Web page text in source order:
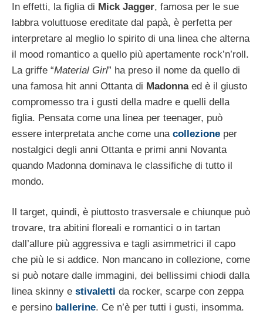
In effetti, la figlia di Mick Jagger, famosa per le sue
labbra voluttuose ereditate dal papà, è perfetta per
interpretare al meglio lo spirito di una linea che alterna
il mood romantico a quello più apertamente rock’n’roll.
La griffe “Material Girl” ha preso il nome da quello di
una famosa hit anni Ottanta di Madonnaed è il giusto
compromesso tra i gusti della madre e quelli della
figlia. Pensata come una linea per teenager, può
essere interpretata anche come una collezione per
nostalgici degli anni Ottanta e primi anni Novanta
quando Madonna dominava le classifiche di tutto il
mondo.
Il target, quindi, è piuttosto trasversale e chiunque può
trovare, tra abitini floreali e romantici o in tartan
dall’allure più aggressiva e tagli asimmetrici il capo
che più le si addice. Non mancano in collezione, come
si può notare dalle immagini, dei bellissimi chiodi dalla
linea skinny e stivaletti da rocker, scarpe con zeppa
e persino ballerine. Ce n’è per tutti i gusti, insomma.